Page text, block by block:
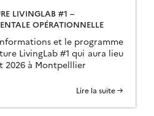
LIVINGLAB #1 –
OPÉRATIONNELLE
et le programme
LivingLab #1 qui aura lieu
2026 à Montpelllier
Lire la suite →